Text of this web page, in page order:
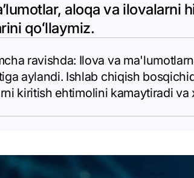
aloqa va ilovalarni
qoʻllaymiz.
ravishda: Ilova va
aylandi. Ishlab chiqish
kiritish ehtimolini kamaytiradi